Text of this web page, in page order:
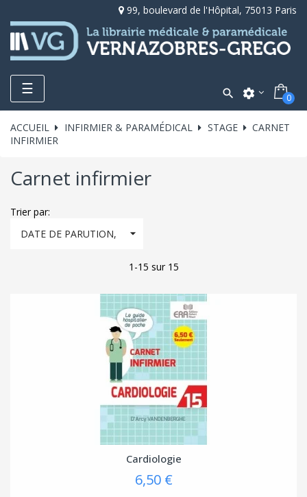
99, boulevard de l'Hôpital, 75013 Paris
Toggle
navigation
☰  settings 0
ACCUEIL INFIRMIER & PARAMÉDICAL STAGE
CARNET
INFIRMIER
Carnet infirmier
Trier par:
DATE DE PARUTION,

1-15 sur 15
Cardiologie
6,50 €